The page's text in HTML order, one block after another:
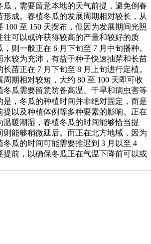
瓜，需要留意本地的天气前提，避免倒春
形成。春植冬瓜的发展周期相对较长，从
100 至 150 天摆布，但因为发展期间光照
往可以或许获得较高的产量和较好的质
则一般正在 6 月下旬至 7 月中旬播种。
水较为充沛，有益于种子快速抽芽和长苗
苗正在 7 月下旬至 8 月上旬进行定植。
期相对较短，大约 80 至 100 天即可收
冬瓜需要留意防备高温、干旱和病虫害等
是，冬瓜的种植时间并非绝对固定，而是
提以及种植体例等多种要素的影响。正在
温暖潮湿，春植冬瓜的时间能够恰当提
则能够稍微延后。而正在北方地域，因为
瓜的时间可能需要推迟到 3 月以至 4
提前，以确保冬瓜正在气温下降前可以或